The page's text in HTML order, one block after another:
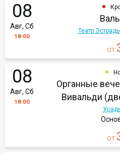
08
Авг, Сб
18:00
Театр Эстрады
от
08
Авг, Сб
18:00
Органные
Вивальди
от